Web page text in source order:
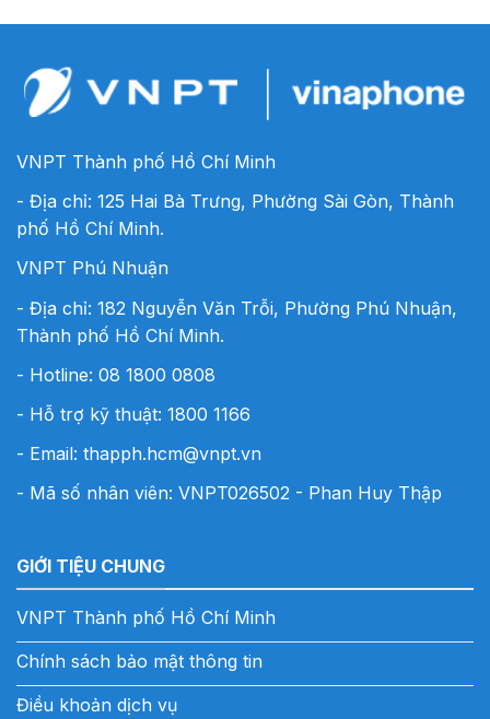
VNPT Thành phố Hồ Chí Minh
- Địa chỉ: 125 Hai Bà Trưng, Phường Sài Gòn, Thành
phố Hồ Chí Minh.
VNPT Phú Nhuận
- Địa chỉ: 182 Nguyễn Văn Trỗi, Phường Phú Nhuận,
Thành phố Hồ Chí Minh.
- Hotline: 08 1800 0808
- Hỗ trợ kỹ thuật: 1800 1166
- Email: thapph.hcm@vnpt.vn
- Mã số nhân viên: VNPT026502 - Phan Huy Thập
GIỚI TIỆU CHUNG
VNPT Thành phố Hồ Chí Minh
Chính sách bảo mật thông tin
Điều khoản dịch vụ